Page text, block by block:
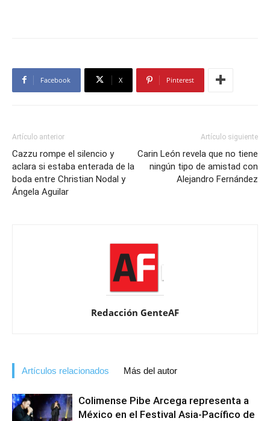
Facebook X Pinterest
Artículo anterior
Cazzu rompe el silencio y
aclara si estaba enterada de la
boda entre Christian Nodal y
Ángela Aguilar
Artículo siguiente
Carin León revela que no tiene
ningún tipo de amistad con
Alejandro Fernández
Redacción GenteAF
Artículos relacionados Más del autor
Colimense Pibe Arcega representa a
México en el Festival Asia-Pacífico de